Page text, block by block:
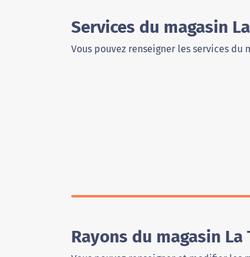
Services du magasin
Vous pouvez renseigner les services du
Rayons du magasin